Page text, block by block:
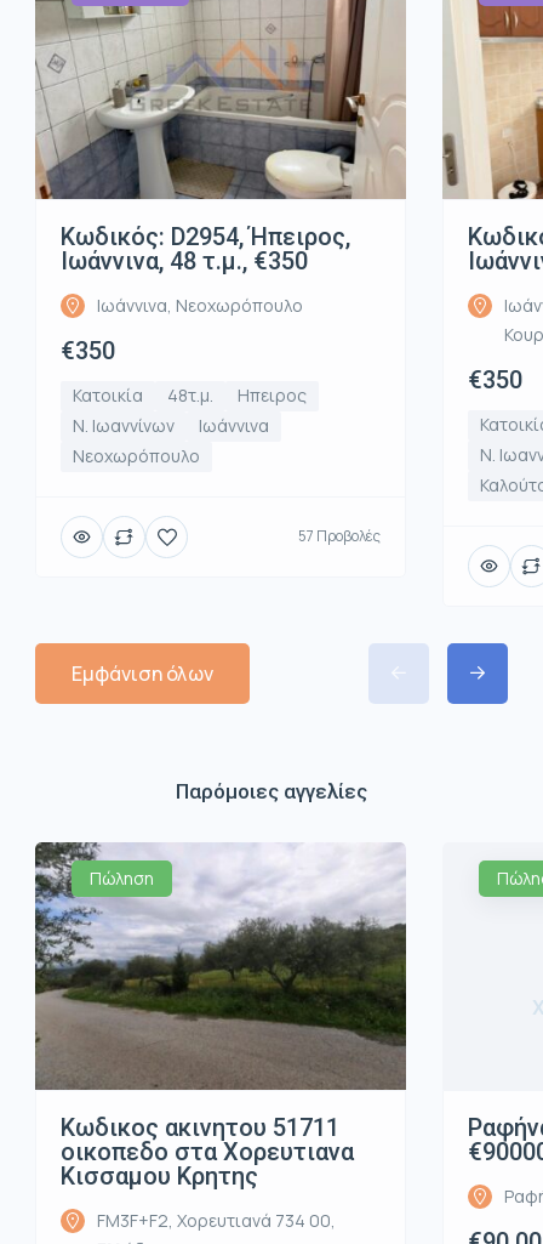
Κωδικός: D2954, Ήπειρος,
Ιωάννινα, 48 τ.μ., €350
Ιωάννινα, Νεοχωρόπουλο
€350
Κατοικία 48τ.μ.
Ηπειρος
Ν. Ιωαννίνων
Ιωάννινα
Νεοχωρόπουλο
57 Προβολές
€350
Ν.
Εμφάνιση όλων
Παρόμοιες αγγελίες
Πώληση
Κωδικος ακινητου 51711
οικοπεδο στα Χορευτιανα
Κισσαμου Κρητης
FM3F+F2, Χορευτιανά 734 00,